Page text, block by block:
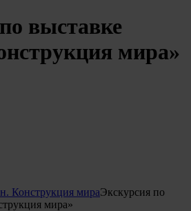
выставке
мира»
Конструкция мираЭкскурсия по
мира»